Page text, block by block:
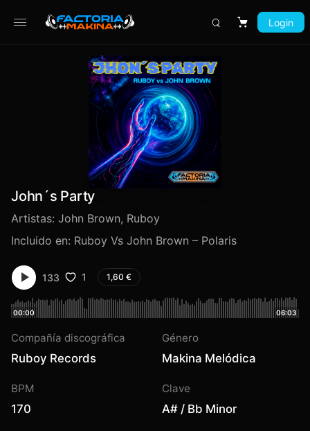
Carrito
Login
John´s Party
Artistas: John Brown, Ruboy
Incluido en: Ruboy Vs John Brown – Polaris
133 1 1,60 €
00:00 06:03
Compañía discográfica
Ruboy Records
Género
Makina Melódica
BPM
170
Clave
A# / Bb Minor